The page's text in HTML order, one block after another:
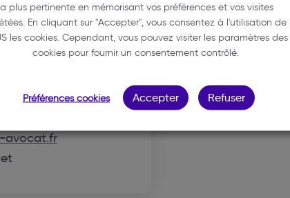
THOMAS
avocat.fr
plus pertinente en mémorisant vos préférences et vos visites
En cliquant sur "Accepter", vous consentez à l'utilisation de
les cookies. Cependant, vous pouvez visiter les paramètres des
cookies pour fournir un consentement contrôlé.
Préférences cookies Accepter Refuser